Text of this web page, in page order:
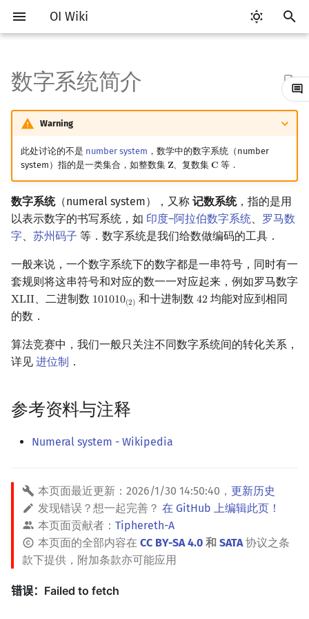
OI Wiki
入
以
索
Getting Started
关于本项目
如何参与
OI Wiki 不是什么
格式手册
数学符号表
F.A.Q.
致谢
比赛相关简介
赛事 ICPC/CCPC 赛事与赛制
题型
学习路线
学习资源
技巧
常见错误
常见技巧
出题
工具软件简介
代码编辑工具
VS Code
Atom
Eclipse
Notepad++
Kate
Sublime Text
CP Editor
评测工具 Cena
CCR Plus
Lemon
命令行
命令行编译与调试
编译器
WSL (Windows 10)
Testlib
Generator
Validator
Interactor
Checker
Polygon
语言基础简介
C++ 基础
变量
运算
流程控制语句
高级数据类型
函数
C++ 标准库 STL 算法
bitset
string
pair
C++ 进阶
值类别
重载运算符
引用
常量
新版 C++ 特性
C++ 与其他常用语言的区别
Pascal 转 C++ 急救
Python 速成
Java 进阶
算法基础简介
复杂度
枚举
模拟
递归 & 分治
贪心
排序
冒泡排序
插入排序
计数排序
基数排序
快速排序
Tim 排序
排序相关 STL
二分
倍增
搜索部分简介
DFS（搜索）
BFS（搜索）
双向搜索
启发式搜索
A*
迭代加深搜索
回溯法
Dancing Links
动态规划部分简介
动态规划基础
记忆化搜索
背包 DP
区间 DP
DAG 上的 DP
树形 DP
数位 DP
插头 DP
概率 DP
DP 套 DP
DP 优化
单调队列/单调栈优化
斜率优化
四边形不等式优化
Slope Trick 优化
WQS 二分
状态设计优化
字符串部分简介
字符串基础
标准库
字符串匹配
字符串哈希
字典树 (Trie)
前缀函数与 KMP 算法
Z 函数（扩展 KMP）
AC 自动机
最优原地后缀排序算法
后缀平衡树
广义后缀自动机
后缀树
参考资料与注释
数论基础
模算术简介
素数
最大公约数
欧拉函数
筛法
分解质因数
费马小定理 & 欧拉定理
模逆元
升幂引理
阶乘取模
卢卡斯定理
多项式与生成函数简介
代数基本定理
快速傅里叶变换
快速数论变换
快速沃尔什变换
Chirp Z 变换
多项式牛顿迭代
多项式初等函数
常系数齐次线性递推
Lagrange 反演
形式幂级数复合|复合逆
普通生成函数
排列组合
抽屉原理
容斥原理
斐波那契数列
错位排列
卡特兰数
斯特林数
伯努利数
Entringer Number
范德蒙德卷积
Pólya 计数
图论计数
线性代数简介
向量
内积和外积
矩阵
初等变换
行列式
线性空间
线性映射
特征多项式
线性规划基础
单纯形法
基本概念
群论
环论
域论
Schreier–Sims 算法
基本概念
条件概率与独立性
随机变量
随机变量的数字特征
概率不等式
博弈论简介
公平组合游戏
零和游戏
非公平组合游戏
插值
数值积分
高斯消元
牛顿迭代法
数据结构部分简介
栈
队列
链表
哈希表
并查集
堆
配对堆
左偏树
块状链表
树分块
Sqrt Tree
单调栈
单调队列
线段树
李超线段树
猫树
区间最值操作 & 区间历史
值
Kinetic Tournament Tree
划分树
二叉搜索树 & 平衡树
Splay 树
WBLT
替罪羊树
笛卡尔树
Size Balanced Tree
可持久化数据结构简介
可持久化块状数组
可持久化平衡树
可持久化字典树
可持久化可并堆
线段树套平衡树
树状数组套权值线段树
分块套树状数组
Euler Tour Tree
Top Tree
图论部分简介
图论相关概念
图的存储
DFS（图论）
BFS（图论）
树上问题
树的中心
树的重心
最近公共祖先
树链剖分
树上启发式合并
树上随机游走
有向无环图
最短路问题
k 短路
同余最短路
生成树问题
最小直径生成树
连通性相关
割点和桥
圆方树
点/边连通度
环计数问题
最小环
最小割
费用流
上下界网络流
Stoer–Wagner 算法
二分图最大权匹配
一般图最大匹配
一般图最大权匹配
稳定匹配
计算几何部分简介
二维计算几何基础
三维计算几何基础
距离
Pick 定理
三角剖分
凸包
旋转卡壳
半平面交
反演变换
计算几何杂项
杂项简介
离散化
双指针
离线算法
整体二分
莫队算法
分数规划
随机化
爬山算法
模拟退火
悬线法
计算理论基础
字节顺序
在一台机器上规划任务
主元素问题
Garsia–Wachs 算法
RMQ
并查集应用
括号序列
线段树与离线询问
数字系统简介
Warning
此处讨论的不是 number system ，数学中的数字系统（number
system）指的是一类集合，如整数集 𝐙
Z、复数集𝐂
C 等．
数字系统（numeral system），又称 记数系统，指的是用
以表示数字的书写系统，如 印度–阿拉伯数字系统
罗马数
字
苏州码子 等．数字系统是我们给数做编码的工具．
一般来说，一个数字系统下的数字都是一串符号，同时有一
套规则将这串符号和对应的数一一对应起来，例如罗马数字
XLII
XLII 、二进制数 101010(2)
101010(2) 和十进制数42
42 均能对应到相同
的数．
算法竞赛中，我们一般只关注不同数字系统间的转化关系，
详见 进位制 ．
参考资料与注释
Numeral system - Wikipedia
本页面最近更新： 2026/1/30 14:50:40 ， 更新历史
发现错误？想一起完善？ 在 GitHub 上编辑此页！
本页面贡献者： Tiphereth-A
本页面的全部内容在 CC BY-SA 4.0 和 SATA协议之条
款下提供，附加条款亦可能应用